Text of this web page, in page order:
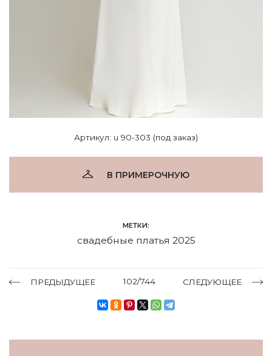
Артикул: u 90-303 (под заказ)
В ПРИМЕРОЧНУЮ
МЕТКИ:
свадебные платья 2025
ПРЕДЫДУЩЕЕ 102/744 СЛЕДУЮЩЕЕ